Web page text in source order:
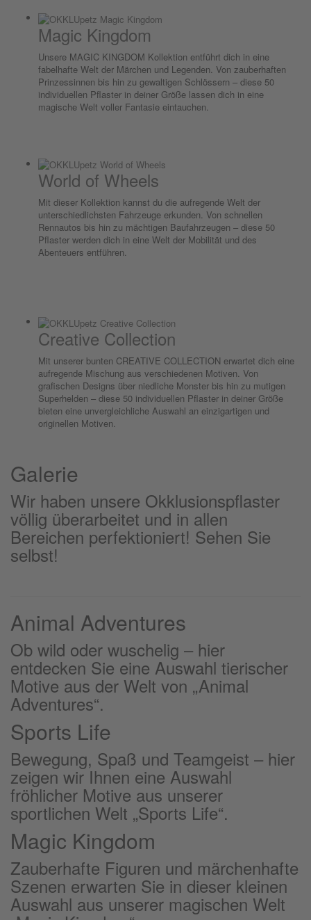
Magic Kingdom
Unsere MAGIC KINGDOM Kollektion entführt dich in eine
fabelhafte Welt der Märchen und Legenden. Von zauberhaften
Prinzessinnen bis hin zu gewaltigen Schlössern – diese 50
individuellen Pflaster in deiner Größe lassen dich in eine
magische Welt voller Fantasie eintauchen.
World of Wheels
Mit dieser Kollektion kannst du die aufregende Welt der
unterschiedlichsten Fahrzeuge erkunden. Von schnellen
Rennautos bis hin zu mächtigen Baufahrzeugen – diese 50
Pflaster werden dich in eine Welt der Mobilität und des
Abenteuers entführen.
Creative Collection
Mit unserer bunten CREATIVE COLLECTION erwartet dich eine
aufregende Mischung aus verschiedenen Motiven. Von
grafischen Designs über niedliche Monster bis hin zu mutigen
Superhelden – diese 50 individuellen Pflaster in deiner Größe
bieten eine unvergleichliche Auswahl an einzigartigen und
originellen Motiven.
Galerie
Wir haben unsere Okklusionspflaster
völlig überarbeitet und in allen
Bereichen perfektioniert! Sehen Sie
selbst!
Animal Adventures
Ob wild oder wuschelig – hier
entdecken Sie eine Auswahl tierischer
Motive aus der Welt von „Animal
Adventures“.
Sports Life
Bewegung, Spaß und Teamgeist – hier
zeigen wir Ihnen eine Auswahl
fröhlicher Motive aus unserer
sportlichen Welt „Sports Life“.
Magic Kingdom
Zauberhafte Figuren und märchenhafte
Szenen erwarten Sie in dieser kleinen
Auswahl aus unserer magischen Welt